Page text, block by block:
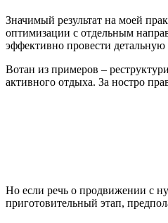
Значимый результат на моей
оптимизации с отдельным
эффективно провести
Вотан из примеров –
активного отдыха. За ностро
Но если речь о продвижении с
приготовительный этап,